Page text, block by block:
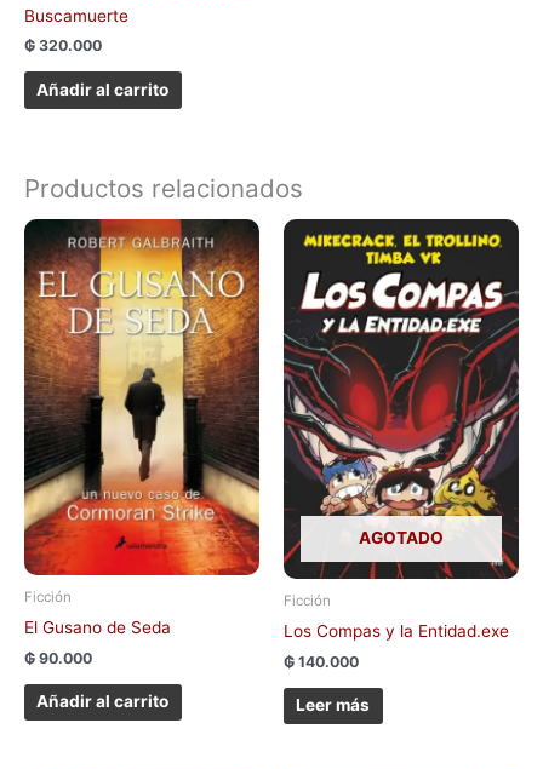
Buscamuerte
₲ 320.000
Añadir al carrito
Productos relacionados
Ficción
El Gusano de Seda
₲ 90.000
Añadir al carrito
AGOTADO
Ficción
Los Compas y la Entidad.exe
₲ 140.000
Leer más